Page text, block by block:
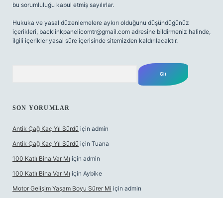
bu sorumluluğu kabul etmiş sayılırlar.
Hukuka ve yasal düzenlemelere aykırı olduğunu düşündüğünüz
içerikleri, backlinkpanelicomtr@gmail.com adresine bildirmeniz halinde,
ilgili içerikler yasal süre içerisinde sitemizden kaldırılacaktır.
SON YORUMLAR
Antik Çağ Kaç Yıl Sürdü için admin
Antik Çağ Kaç Yıl Sürdü için Tuana
100 Katlı Bina Var Mı için admin
100 Katlı Bina Var Mı için Aybike
Motor Gelişim Yaşam Boyu Sürer Mi için admin